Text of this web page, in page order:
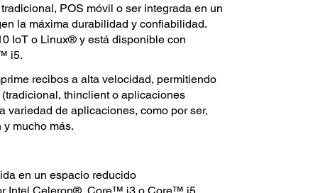
POS móvil o ser integrada en un
la máxima durabilidad y confiabilidad.
IoT o Linux® y está disponible con
i5.
recibos a alta velocidad, permitiendo
thinclient o aplicaciones
variedad de aplicaciones, como por ser,
mucho más.
en un espacio reducido